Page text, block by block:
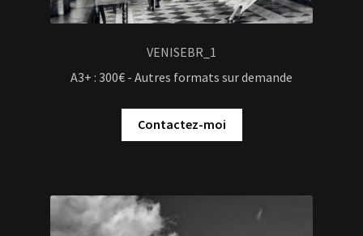
VENISEBR_1
A3+ : 300€ - Autres formats sur demande
Contactez-moi